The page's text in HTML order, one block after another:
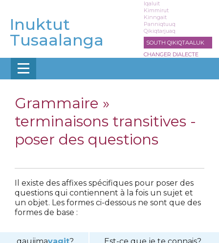
contenu
principal
Inuktut
Tusaalanga
Iqaluit
Kimmirut
Kinngait
Panniqtuuq
Qikiqtarjuaq
SOUTH QIKIQTAALUK
CHANGER DIALECTE
Grammaire »
terminaisons transitives -
poser des questions
Il existe des affixes spécifiques pour poser des
questions qui contiennent à la fois un sujet et
un objet. Les formes ci-dessous ne sont que des
formes de base :